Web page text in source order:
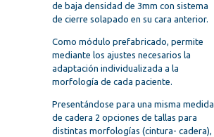
de baja densidad de 3mm con sistema
de cierre solapado en su cara anterior.
Como módulo prefabricado, permite
mediante los ajustes necesarios la
adaptación individualizada a la
morfología de cada paciente.
Presentándose para una misma medida
de cadera 2 opciones de tallas para
distintas morfologías (cintura- cadera),